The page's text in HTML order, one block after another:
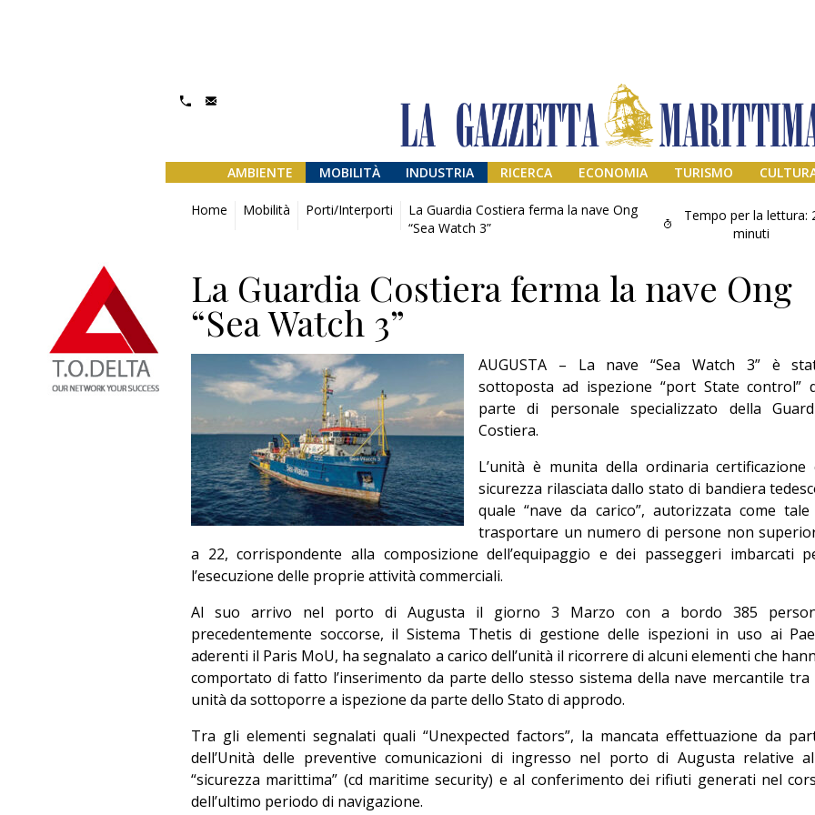
AMBIENTE MOBILITÀ INDUSTRIA RICERCA ECONOMIA TURISMO
Home Mobilità Porti/Interporti
La Guardia Costiera ferma la nave Ong
“Sea Watch 3”
Tempo per la lettura:
minuti
La Guardia Costiera ferma la nave Ong
“Sea Watch 3”
AUGUSTA – La nave “Sea Watch 3” è
sottoposta ad ispezione “port State control”
parte di personale specializzato della
Costiera.
L’unità è munita della ordinaria certificazione
sicurezza rilasciata dallo stato di bandiera
quale “nave da carico”, autorizzata come tale
trasportare un numero di persone non
a 22, corrispondente alla composizione dell’equipaggio e dei passeggeri imbarcati
l’esecuzione delle proprie attività commerciali.
Al suo arrivo nel porto di Augusta il giorno 3 Marzo con a bordo 385
precedentemente soccorse, il Sistema Thetis di gestione delle ispezioni in uso ai
aderenti il Paris MoU, ha segnalato a carico dell’unità il ricorrere di alcuni elementi che
comportato di fatto l’inserimento da parte dello stesso sistema della nave mercantile tra
unità da sottoporre a ispezione da parte dello Stato di approdo.
Tra gli elementi segnalati quali “Unexpected factors”, la mancata effettuazione da
dell’Unità delle preventive comunicazioni di ingresso nel porto di Augusta relative
“sicurezza marittima” (cd maritime security) e al conferimento dei rifiuti generati nel
dell’ultimo periodo di navigazione.
Il provvisorio
permanente